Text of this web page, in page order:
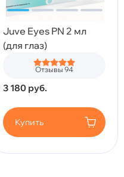
Juve Eyes PN 2 мл
(для глаз)
Отзывы 94
3 180 руб.
Купить